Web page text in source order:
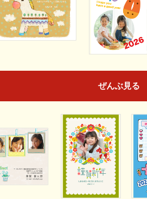
ぜんぶ見る